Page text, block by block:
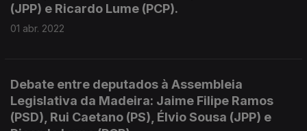
(JPP) e Ricardo Lume (PCP).
01 abr. 2022
Debate entre deputados à Assembleia
Legislativa da Madeira: Jaime Filipe Ramos
(PSD), Rui Caetano (PS), Élvio Sousa (JPP) e